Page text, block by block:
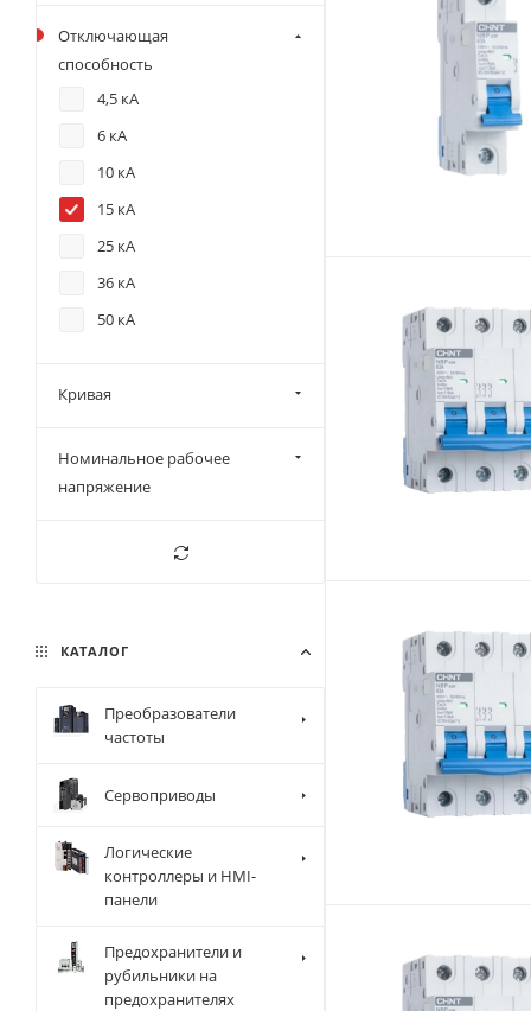
Отключающая
способность
4,5 кА
6 кА
10 кА
15 кА
25 кА
36 кА
50 кА
Кривая
Номинальное рабочее
напряжение
КАТАЛОГ
Преобразователи
частоты
Сервоприводы
Логические
контроллеры и HMI-
панели
Предохранители и
рубильники на
предохранителях